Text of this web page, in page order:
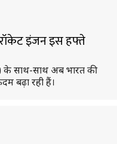
इंजन इस हफ्ते
के साथ-साथ अब भारत की
बढ़ा रही हैं।